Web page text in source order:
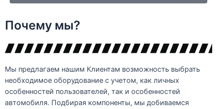
Почему мы?
Мы предлагаем нашим Клиентам возможность выбрать
необходимое оборудование с учетом, как личных
особенностей пользователей, так и особенностей
автомобиля. Подбирая компоненты, мы добиваемся